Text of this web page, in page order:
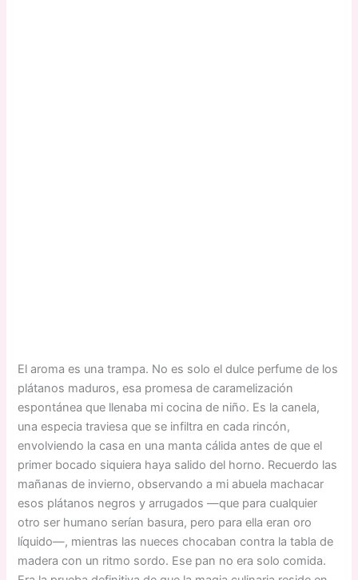
El aroma es una trampa. No es solo el dulce perfume de los
plátanos maduros, esa promesa de caramelización
espontánea que llenaba mi cocina de niño. Es la canela,
una especia traviesa que se infiltra en cada rincón,
envolviendo la casa en una manta cálida antes de que el
primer bocado siquiera haya salido del horno. Recuerdo las
mañanas de invierno, observando a mi abuela machacar
esos plátanos negros y arrugados —que para cualquier
otro ser humano serían basura, pero para ella eran oro
líquido—, mientras las nueces chocaban contra la tabla de
madera con un ritmo sordo. Ese pan no era solo comida.